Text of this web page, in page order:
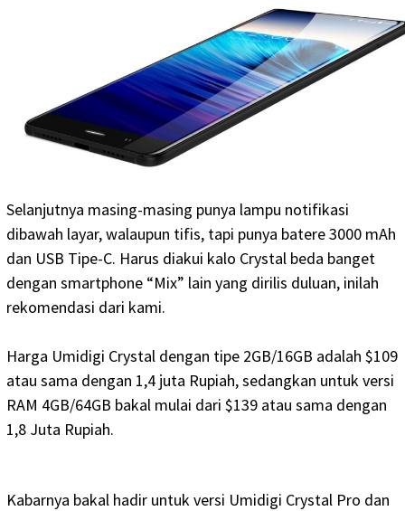
Selanjutnya masing-masing punya lampu notifikasi
dibawah layar, walaupun tifis, tapi punya batere 3000 mAh
dan USB Tipe-C. Harus diakui kalo Crystal beda banget
dengan smartphone “Mix” lain yang dirilis duluan, inilah
rekomendasi dari kami.
Harga Umidigi Crystal dengan tipe 2GB/16GB adalah $109
atau sama dengan 1,4 juta Rupiah, sedangkan untuk versi
RAM 4GB/64GB bakal mulai dari $139 atau sama dengan
1,8 Juta Rupiah.
Kabarnya bakal hadir untuk versi Umidigi Crystal Pro dan